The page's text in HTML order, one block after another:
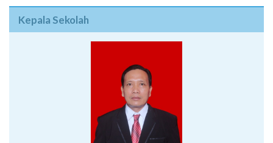
Kepala Sekolah